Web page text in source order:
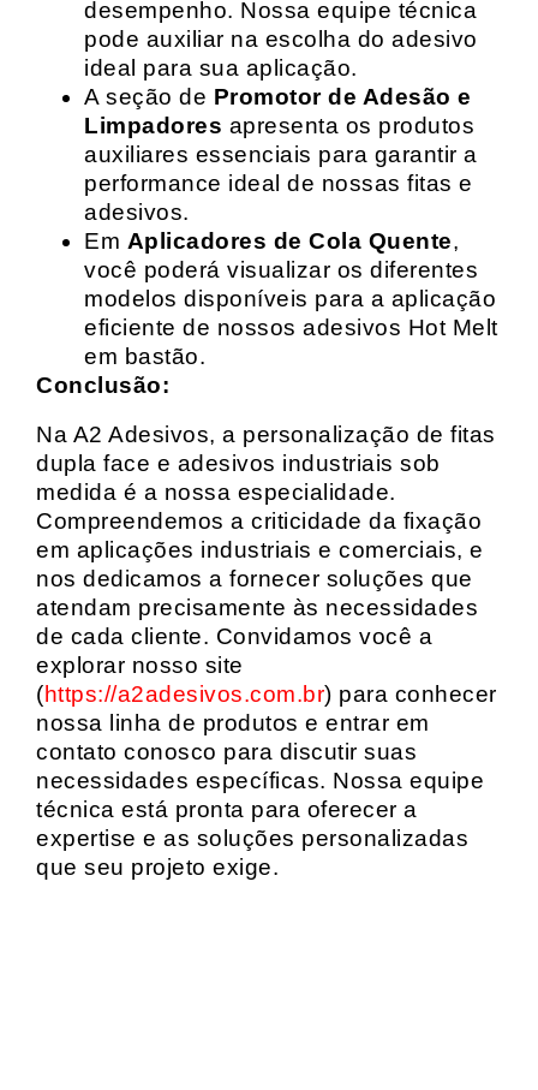
desempenho. Nossa equipe técnica
pode auxiliar na escolha do adesivo
ideal para sua aplicação.
A seção de Promotor de Adesão e
Limpadores apresenta os produtos
auxiliares essenciais para garantir a
performance ideal de nossas fitas e
adesivos.
Em Aplicadores de Cola Quente,
você poderá visualizar os diferentes
modelos disponíveis para a aplicação
eficiente de nossos adesivos Hot Melt
em bastão.
Conclusão:
Na A2 Adesivos, a personalização de fitas
dupla face e adesivos industriais sob
medida é a nossa especialidade.
Compreendemos a criticidade da fixação
em aplicações industriais e comerciais, e
nos dedicamos a fornecer soluções que
atendam precisamente às necessidades
de cada cliente. Convidamos você a
explorar nosso site
(https://a2adesivos.com.br) para conhecer
nossa linha de produtos e entrar em
contato conosco para discutir suas
necessidades específicas. Nossa equipe
técnica está pronta para oferecer a
expertise e as soluções personalizadas
que seu projeto exige.